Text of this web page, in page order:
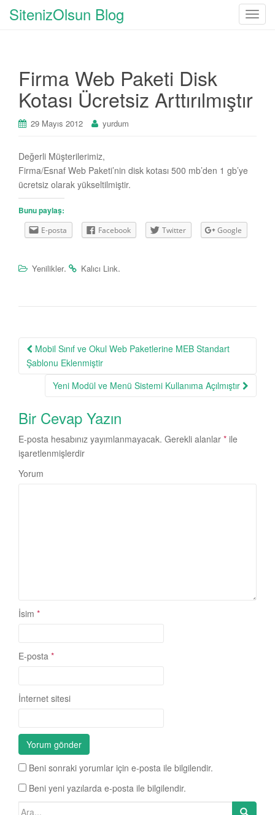
T
n
SitenizOlsun Blog
Firma Web Paketi Disk
Kotası Ücretsiz Arttırılmıştır
29 Mayıs 2012 yurdum
Değerli Müşterilerimiz,
Firma/Esnaf Web Paketi’nin disk kotası 500 mb’den 1 gb’ye
ücretsiz olarak yükseltilmiştir.
Bunu paylaş:
E-posta Facebook Twitter Google
Yenilikler. Kalıcı Link.
Post navigation
Mobil Sınıf ve Okul Web Paketlerine MEB Standart
Şablonu Eklenmiştir
Yeni Modül ve Menü Sistemi Kullanıma Açılmıştır
Bir Cevap Yazın
E-posta hesabınız yayımlanmayacak. Gerekli alanlar * ile
işaretlenmişlerdir
Yorum
İsim *
E-posta *
İnternet sitesi
Beni sonraki yorumlar için e-posta ile bilgilendir.
Beni yeni yazılarda e-posta ile bilgilendir.
Search for: